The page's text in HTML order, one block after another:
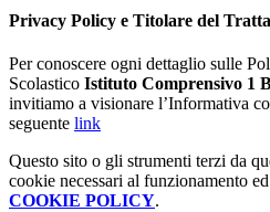
Privacy Policy e Titolare del
Per conoscere ogni dettaglio sulle
Scolastico Istituto Comprensivo 1
invitiamo a visionare l’Informativa
seguente link
Questo sito o gli strumenti terzi da
cookie necessari al funzionamento
COOKIE POLICY.